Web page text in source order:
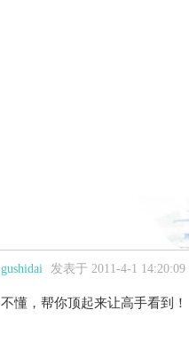
gushidai 发表于 2011-4-1 14:20:09
不懂，帮你顶起来让高手看到！